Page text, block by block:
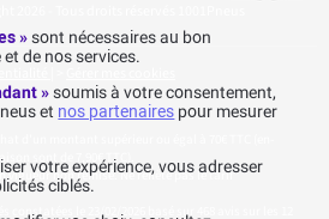
2026 - Tous droits réservés 1001Pneus
d'un montant supérieur ou égal à 70€ TTC (en-
sont de 7,90€ TTC).
vigueur non remisé. Ne reflète pas le tarif
constatées le 23/02/2026 basé sur 468 avis sur les 12
»sont nécessaires au bon
de nos services.
» soumis à votre consentement,
et nos partenaires pour mesurer
votre expérience, vous adresser
ciblés.